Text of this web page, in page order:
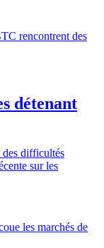
détenant
des difficultés
sur les